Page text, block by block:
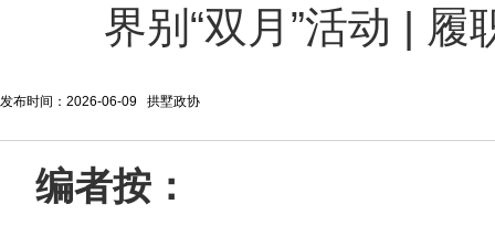
界别“双月”活动 |
发布时间：2026-06-09 拱墅政协
编者按：